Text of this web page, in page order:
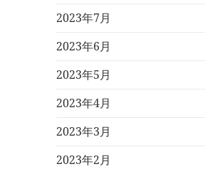
2023年7月
2023年6月
2023年5月
2023年4月
2023年3月
2023年2月